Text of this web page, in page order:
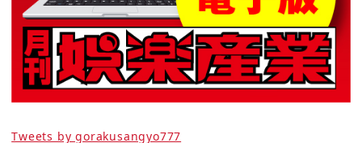
Tweets by gorakusangyo777